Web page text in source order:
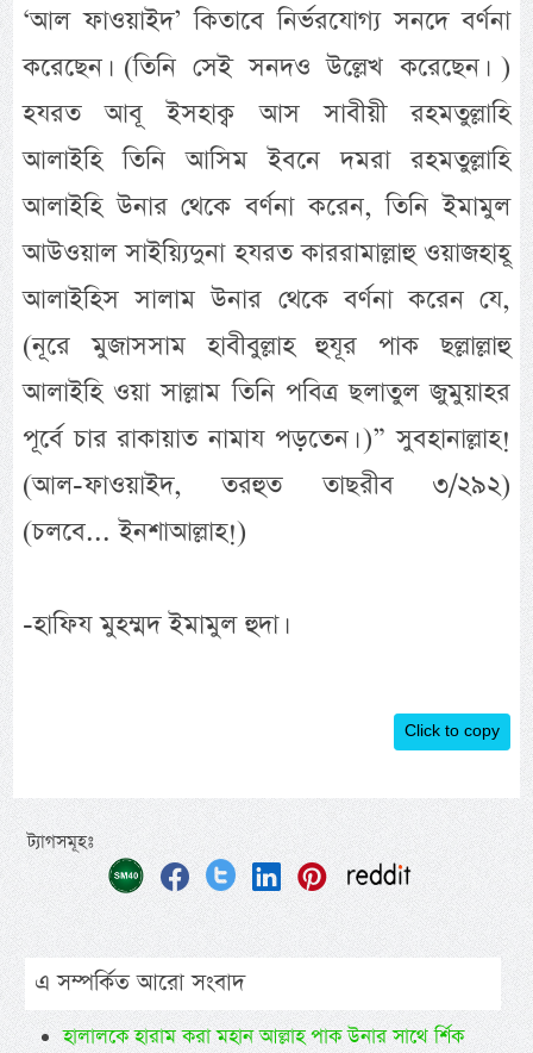
‘আল ফাওয়াইদ’ কিতাবে নির্ভরযোগ্য সনদে বর্ণনা
করেছেন। (তিনি সেই সনদও উল্লেখ করেছেন। )
হযরত আবূ ইসহাক্ব আস সাবীয়ী রহমতুল্লাহি
আলাইহি তিনি আসিম ইবনে দমরা রহমতুল্লাহি
আলাইহি উনার থেকে বর্ণনা করেন, তিনি ইমামুল
আউওয়াল সাইয়্যিদুনা হযরত কাররামাল্লাহু ওয়াজহাহূ
আলাইহিস সালাম উনার থেকে বর্ণনা করেন যে,
(নূরে মুজাসসাম হাবীবুল্লাহ হুযূর পাক ছল্লাল্লাহু
আলাইহি ওয়া সাল্লাম তিনি পবিত্র ছলাতুল জুমুয়াহর
পূর্বে চার রাকায়াত নামায পড়তেন। )” সুবহানাল্লাহ!
(আল-ফাওয়াইদ, তরহুত তাছরীব ৩/২৯২)
(চলবে... ইনশাআল্লাহ!)
-হাফিয মুহম্মদ ইমামুল হুদা।
Click to copy
ট্যাগসমূহঃ
এ সম্পর্কিত আরো সংবাদ
হালালকে হারাম করা মহান আল্লাহ পাক উনার সাথে র্শিক